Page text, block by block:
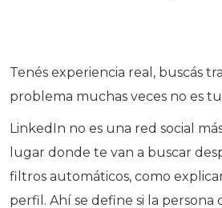
Tenés experiencia real, buscás
problema muchas veces no es
LinkedIn no es una red social
lugar donde te van a buscar
filtros automáticos, como
perfil. Ahí se define si la